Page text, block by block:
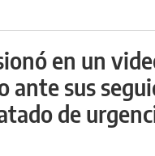
en un
ante sus
de